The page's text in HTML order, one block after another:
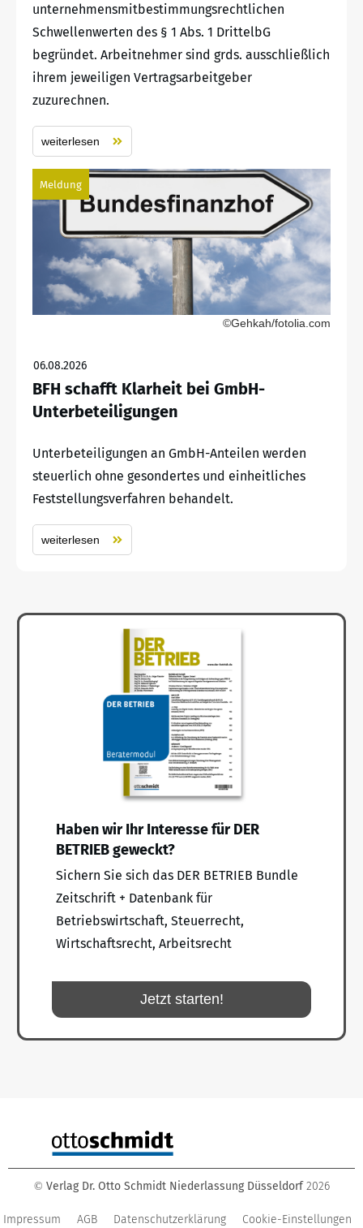
unternehmensmitbestimmungsrechtlichen
Schwellenwerten des § 1 Abs. 1 DrittelbG
begründet. Arbeitnehmer sind grds. ausschließlich
ihrem jeweiligen Vertragsarbeitgeber
zuzurechnen.
weiterlesen
Meldung
©Gehkah/fotolia.com
06.08.2026
BFH schafft Klarheit bei GmbH-
Unterbeteiligungen
Unterbeteiligungen an GmbH-Anteilen werden
steuerlich ohne gesondertes und einheitliches
Feststellungsverfahren behandelt.
weiterlesen
Haben wir Ihr Interesse für DER
BETRIEB geweckt?
Sichern Sie sich das DER BETRIEB Bundle
Zeitschrift + Datenbank für
Betriebswirtschaft, Steuerrecht,
Wirtschaftsrecht, Arbeitsrecht
Jetzt starten!
© Verlag Dr. Otto Schmidt Niederlassung Düsseldorf 2026
Impressum AGB Datenschutzerklärung Cookie-Einstellungen